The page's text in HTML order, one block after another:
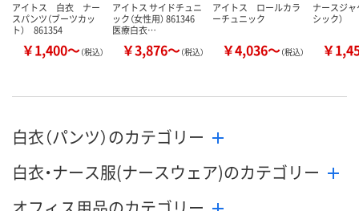
アイトス 白衣 ナー
スパンツ（ブーツカッ
ト） 861354
￥1,400～（税込）
アイトス サイドチュニ
ック（女性用） 861346
医療白衣…
￥3,876～（税込）
アイトス ロールカラ
ーチュニック
￥4,036～（税込）
ナースジャ
シック）
￥
白衣（パンツ）のカテゴリー
白衣・ナース服(ナースウェア)のカテゴリー